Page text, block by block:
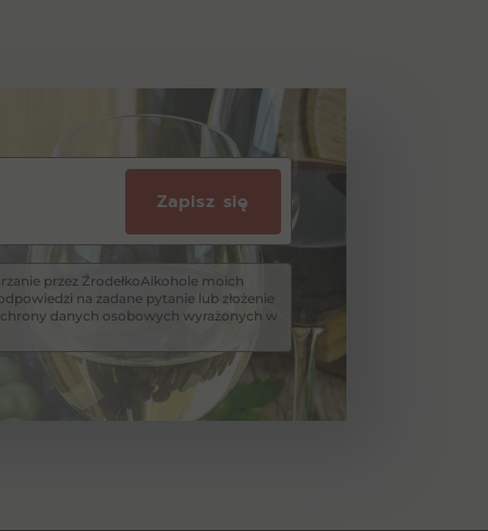
Zapisz się
przez ŹrodełkoAlkohole moich
na zadane pytanie lub złożenie
danych osobowych wyrażonych w